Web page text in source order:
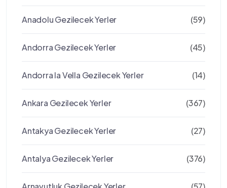
Anadolu Gezilecek Yerler (59)
Andorra Gezilecek Yerler (45)
Andorra la Vella Gezilecek Yerler (14)
Ankara Gezilecek Yerler (367)
Antakya Gezilecek Yerler (27)
Antalya Gezilecek Yerler (376)